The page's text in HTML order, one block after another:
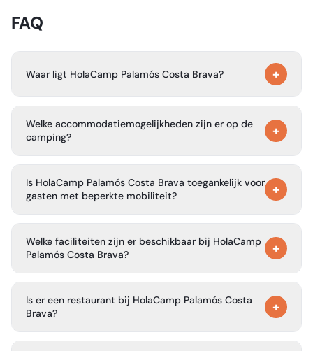
FAQ
Waar ligt HolaCamp Palamós Costa Brava? +
Palamós aan de Costa Brava, een van de populairste
kustbestemmingen in Catalonië, Spanje.
Welke accommodatiemogelijkheden zijn er op de
camping?
+
kampeerplaatsen voor tenten, caravans en campers.
Is HolaCamp Palamós Costa Brava toegankelijk voor
gasten met beperkte mobiliteit?
+
centrale sanitaire blok, maar biedt momenteel geen
aangepaste accommodaties aan.
Welke faciliteiten zijn er beschikbaar bij HolaCamp
Palamós Costa Brava?
+
wasfaciliteiten, sanitaire blokken en toegang tot
drinkwater.
Is er een restaurant bij HolaCamp Palamós Costa
Brava?
+